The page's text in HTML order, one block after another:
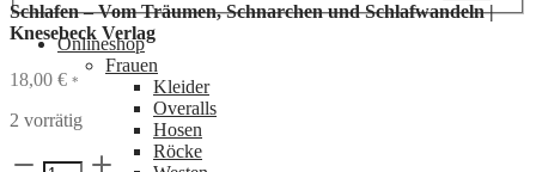
Schlafen – Vom Träumen, Schnarchen und Schlafwandeln |
Knesebeck Verlag
18,00 € *
2 vorrätig
Schlafen
Onlineshop
Frauen
Kleider
Overalls
Hosen
Röcke